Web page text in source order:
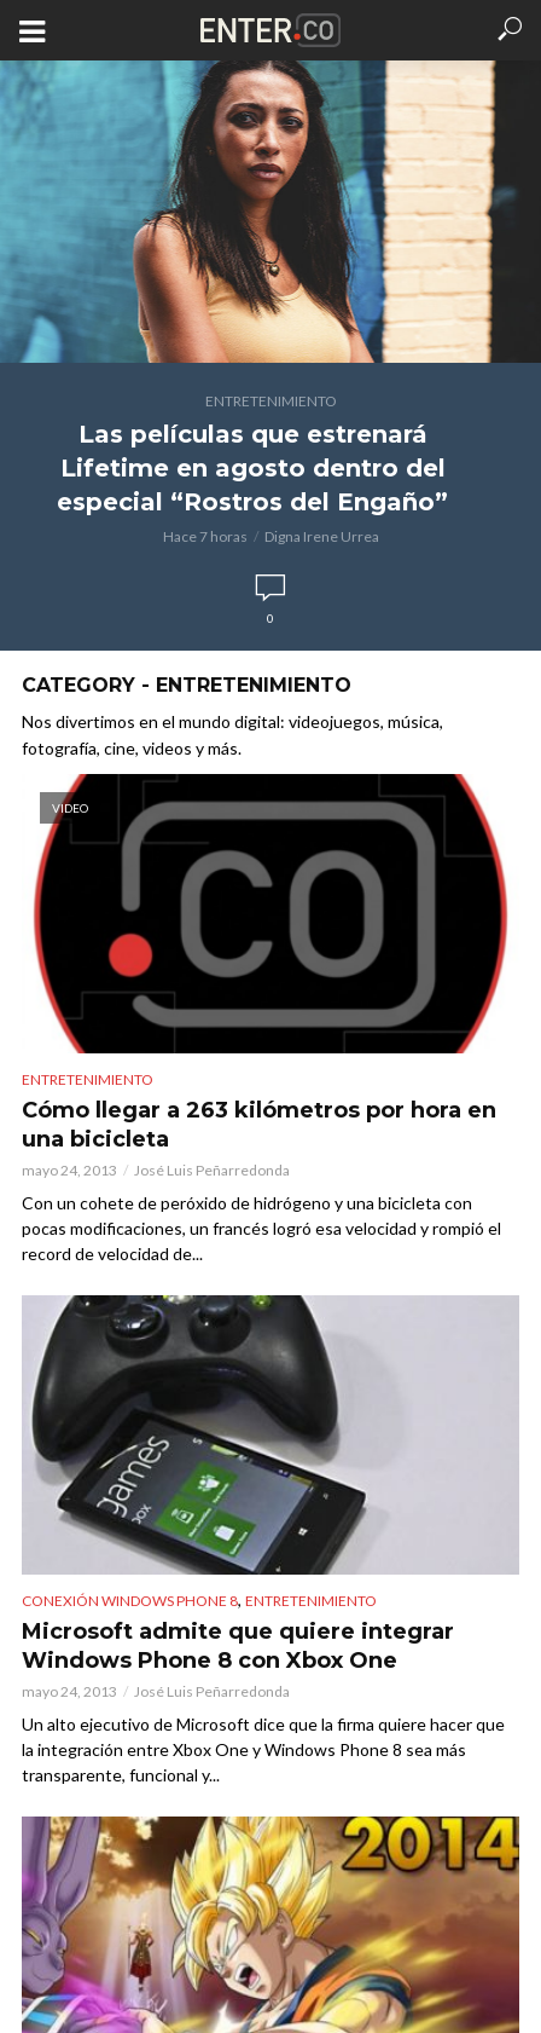
ENTRETENIMIENTO
Las películas que estrenará
Lifetime en agosto dentro del
especial “Rostros del Engaño”
Hace 7 horas Digna Irene Urrea
0
CATEGORY - ENTRETENIMIENTO
Nos divertimos en el mundo digital: videojuegos, música,
fotografía, cine, videos y más.
VIDEO
ENTRETENIMIENTO
Cómo llegar a 263 kilómetros por hora en
una bicicleta
mayo 24, 2013 José Luis Peñarredonda
Con un cohete de peróxido de hidrógeno y una bicicleta con
pocas modificaciones, un francés logró esa velocidad y rompió el
record de velocidad de...
CONEXIÓN WINDOWS PHONE 8, ENTRETENIMIENTO
Microsoft admite que quiere integrar
Windows Phone 8 con Xbox One
mayo 24, 2013 José Luis Peñarredonda
Un alto ejecutivo de Microsoft dice que la firma quiere hacer que
la integración entre Xbox One y Windows Phone 8 sea más
transparente, funcional y...